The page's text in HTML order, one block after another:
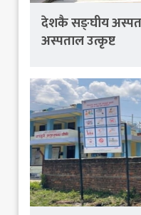
देशकै सङ्घीय
अस्पताल उत्कृष्ट